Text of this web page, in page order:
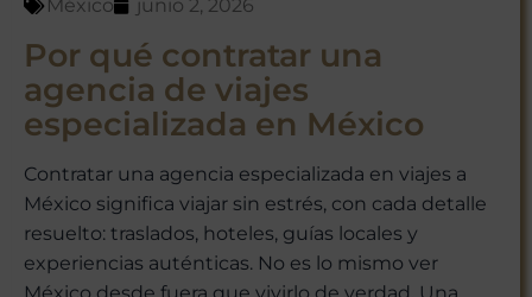
México junio 2, 2026
Por qué contratar una
agencia de viajes
especializada en México
Contratar una agencia especializada en viajes a
México significa viajar sin estrés, con cada detalle
resuelto: traslados, hoteles, guías locales y
experiencias auténticas. No es lo mismo ver